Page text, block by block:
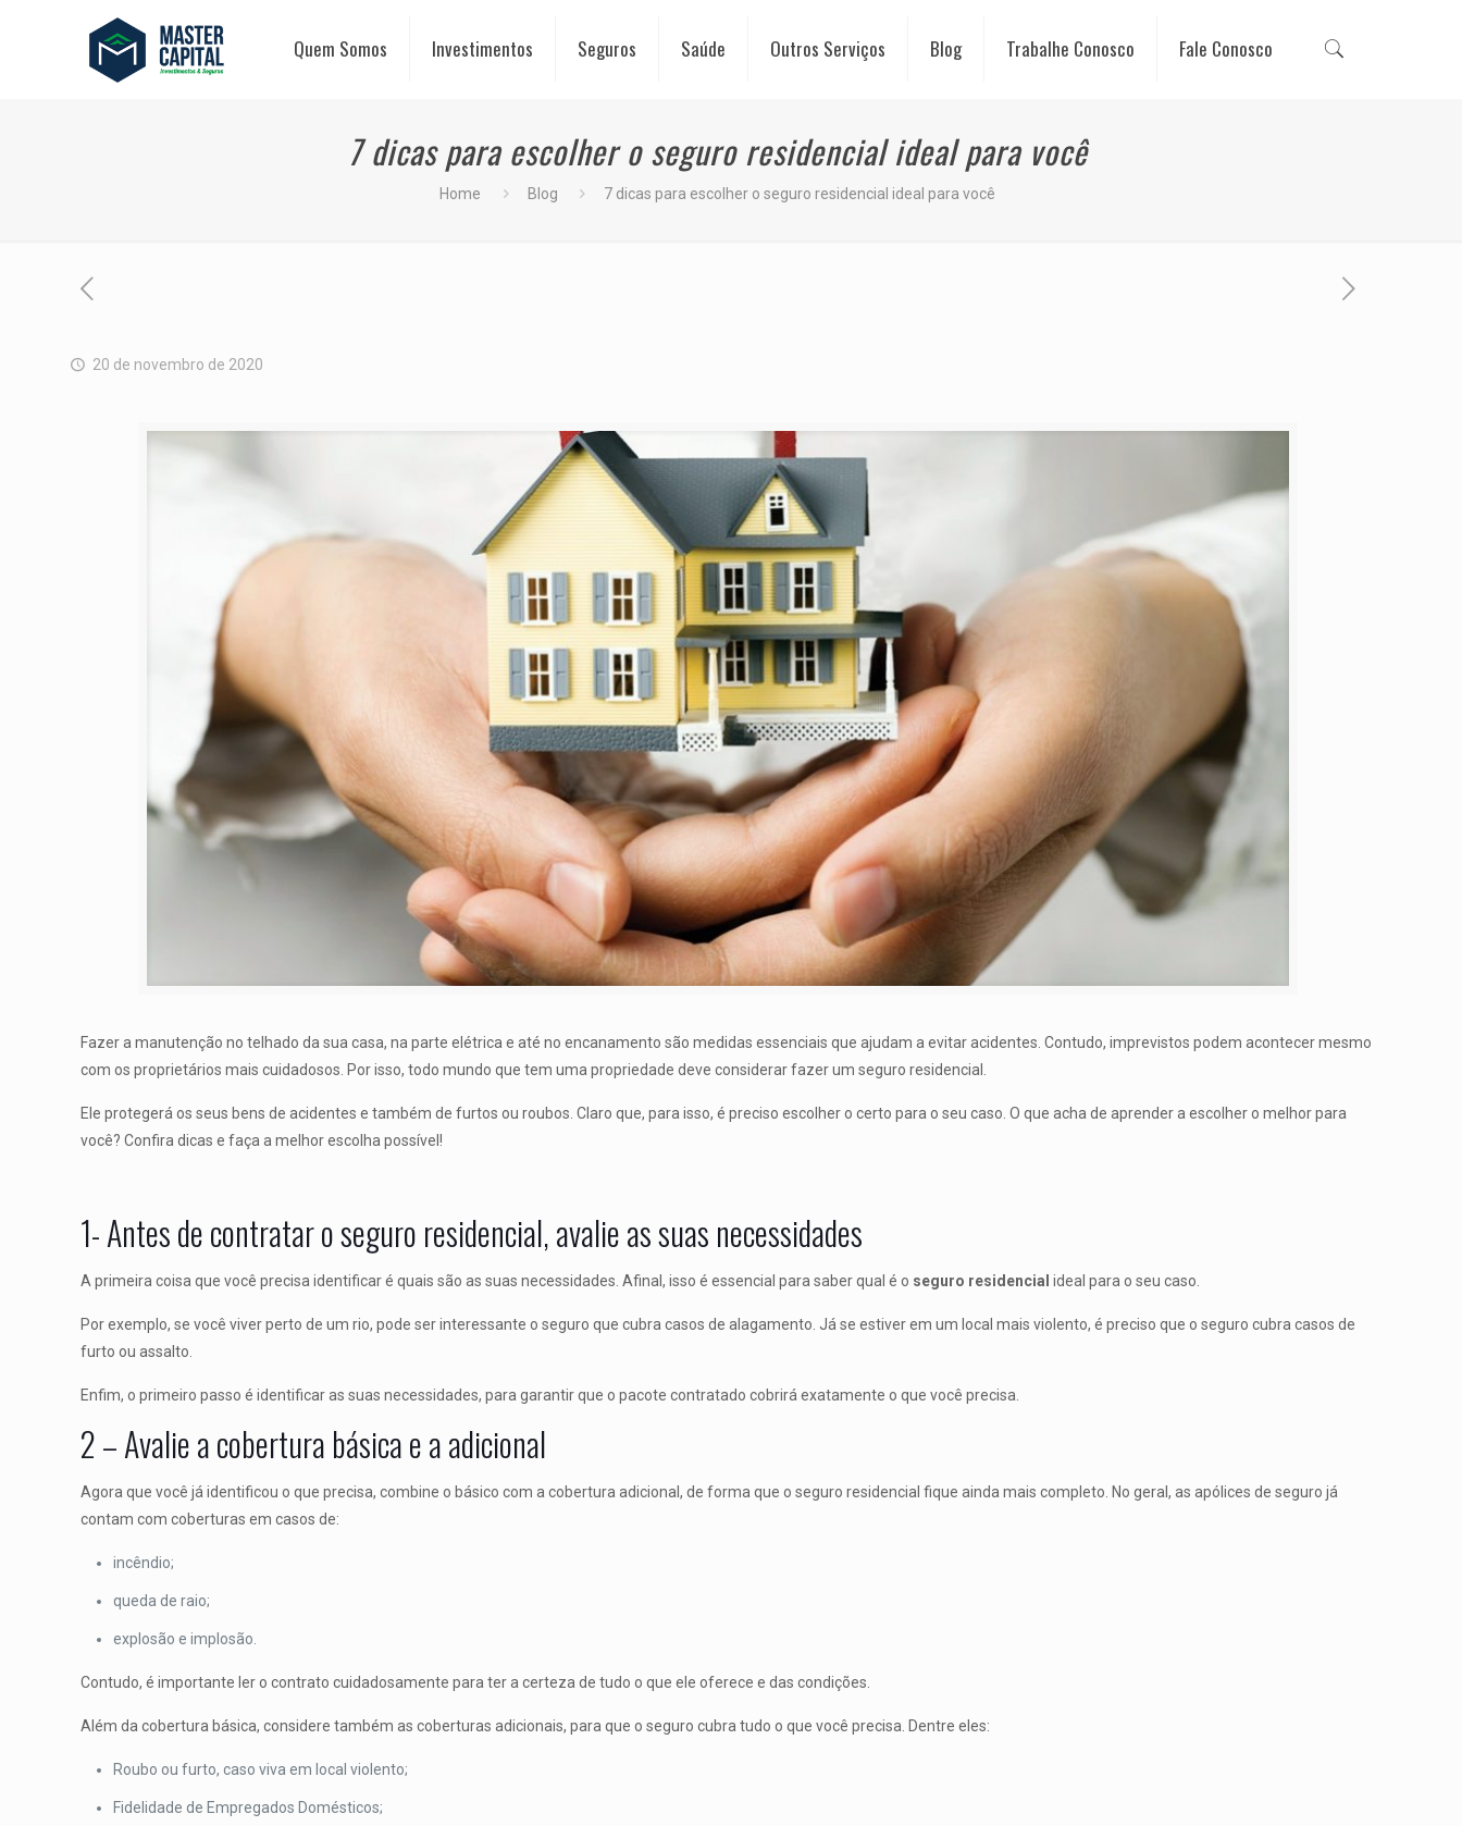
Quem Somos Investimentos Seguros Saúde Outros Serviços Blog Trabalhe Conosco Fale Conosco
7 dicas para escolher o seguro residencial ideal para você
Home Blog 7 dicas para escolher o seguro residencial ideal para você
20 de novembro de 2020
Fazer a manutenção no telhado da sua casa, na parte elétrica e até no encanamento são medidas essenciais que ajudam a evitar acidentes. Contudo, imprevistos podem acontecer mesmo
com os proprietários mais cuidadosos. Por isso, todo mundo que tem uma propriedade deve considerar fazer um seguro residencial.
Ele protegerá os seus bens de acidentes e também de furtos ou roubos. Claro que, para isso, é preciso escolher o certo para o seu caso. O que acha de aprender a escolher o melhor para
você? Confira dicas e faça a melhor escolha possível!
1- Antes de contratar o seguro residencial, avalie as suas necessidades
A primeira coisa que você precisa identificar é quais são as suas necessidades. Afinal, isso é essencial para saber qual é o seguro residencial ideal para o seu caso.
Por exemplo, se você viver perto de um rio, pode ser interessante o seguro que cubra casos de alagamento. Já se estiver em um local mais violento, é preciso que o seguro cubra casos de
furto ou assalto.
Enfim, o primeiro passo é identificar as suas necessidades, para garantir que o pacote contratado cobrirá exatamente o que você precisa.
2 – Avalie a cobertura básica e a adicional
Agora que você já identificou o que precisa, combine o básico com a cobertura adicional, de forma que o seguro residencial fique ainda mais completo. No geral, as apólices de seguro já
contam com coberturas em casos de:
incêndio;
queda de raio;
explosão e implosão.
Contudo, é importante ler o contrato cuidadosamente para ter a certeza de tudo o que ele oferece e das condições.
Além da cobertura básica, considere também as coberturas adicionais, para que o seguro cubra tudo o que você precisa. Dentre eles:
Roubo ou furto, caso viva em local violento;
Fidelidade de Empregados Domésticos;